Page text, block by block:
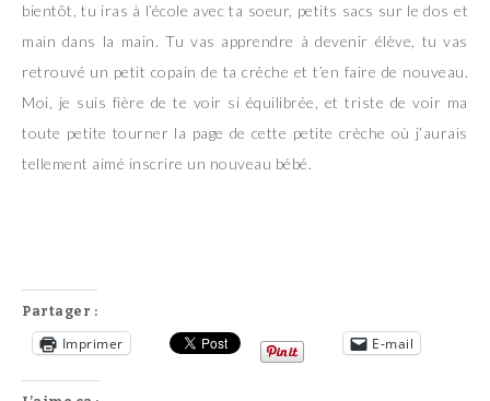
bientôt, tu iras à l’école avec ta soeur, petits sacs sur le dos et
main dans la main. Tu vas apprendre à devenir élève, tu vas
retrouvé un petit copain de ta crèche et t’en faire de nouveau.
Moi, je suis fière de te voir si équilibrée, et triste de voir ma
toute petite tourner la page de cette petite crèche où j’aurais
tellement aimé inscrire un nouveau bébé.
Partager :
Imprimer E-mail